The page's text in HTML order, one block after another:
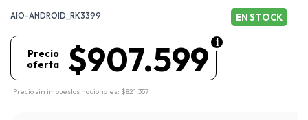
AIO-ANDROID_RK3399 EN STOCK
$907.599
Precio
oferta
Precio sin impuestos nacionales: $821.357